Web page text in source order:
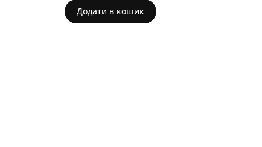
Додати в кошик